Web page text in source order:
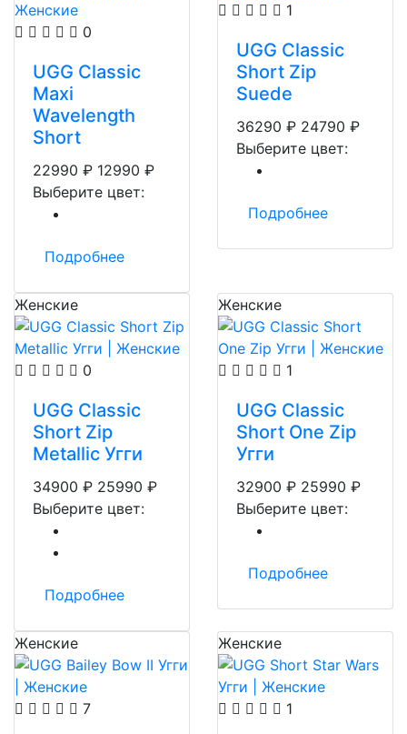
0
UGG Classic
Maxi
Wavelength
Short
22990 ₽ 12990 ₽
Выберите цвет:
Подробнее
1
UGG Classic
Short Zip
Suede
36290 ₽ 24790 ₽
Выберите цвет:
Подробнее
Женские
0
UGG Classic
Short Zip
Metallic Угги
34900 ₽ 25990 ₽
Выберите цвет:
Подробнее
Женские
1
UGG Classic
Short One Zip
Угги
32900 ₽ 25990 ₽
Выберите цвет:
Подробнее
Женские
7
Женские
1